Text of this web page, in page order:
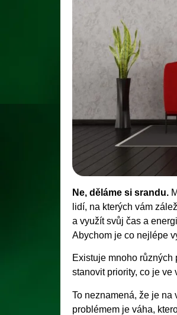
Ne, děláme si srandu.
lidí, na kterých vám
a využít svůj čas a
Abychom je co nejlépe
Existuje mnoho různých
stanovit priority, co je ve
To neznamená, že je na
problémem je váha,